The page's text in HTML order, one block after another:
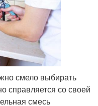
смело выбирать
справляется со своей
смесь